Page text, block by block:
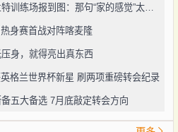
新篇章启幕！开拓者晒莫兰特训练场报到图：那句“家的感觉”太戳人
身赛首战对阵喀麦隆
身，就得亮出真东西
格兰世界杯新星 刷两项重磅转会纪录
五大备选 7月底敲定转会方向